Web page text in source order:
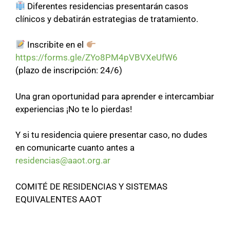
Diferentes residencias presentarán casos
clínicos y debatirán estrategias de tratamiento.
Inscribite en el
https://forms.gle/ZYo8PM4pVBVXeUfW6
(plazo de inscripción: 24/6)
Una gran oportunidad para aprender e intercambiar
experiencias ¡No te lo pierdas!
Y si tu residencia quiere presentar caso, no dudes
en comunicarte cuanto antes a
residencias@aaot.org.ar
COMITÉ DE RESIDENCIAS Y SISTEMAS
EQUIVALENTES AAOT